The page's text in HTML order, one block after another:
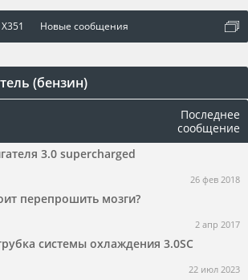
X351 Новые сообщения
(бензин)
Последнее
сообщение
3.0 supercharged
26 фев 2018
перепрошить мозги?
2 апр 2017
системы охлаждения 3.0SC
22 июл 2023
оват